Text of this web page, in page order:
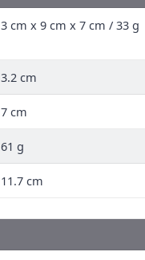
3 cm x 9 cm x 7 cm / 33 g
3.2 cm
7 cm
61 g
11.7 cm